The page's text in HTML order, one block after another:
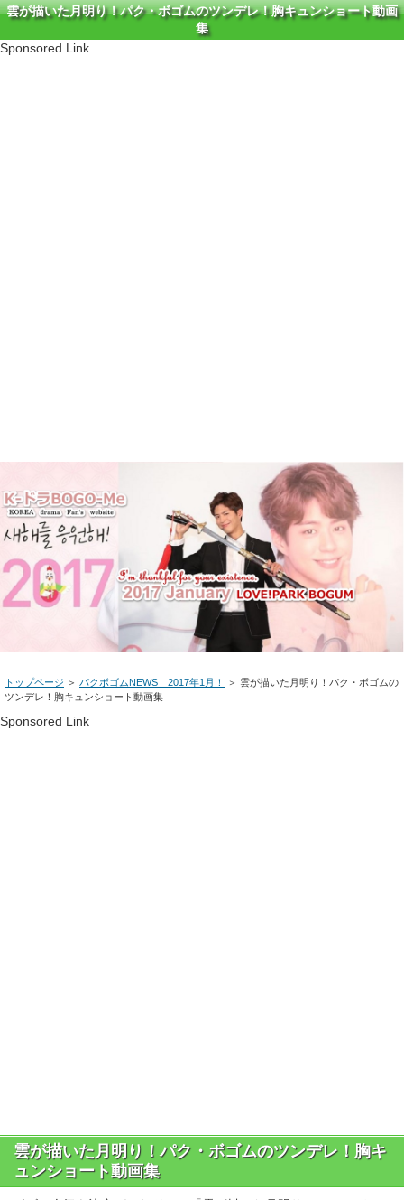
雲が描いた月明り！パク・ボゴムのツンデレ！胸キュンショート動画
集
Sponsored Link
トップページ ＞ パクボゴムNEWS 2017年1月！
＞ 雲が描いた月明り！パク・ボゴムの
ツンデレ！胸キュンショート動画集
Sponsored Link
雲が描いた月明り！パク・ボゴムのツンデレ！胸キ
ュンショート動画集